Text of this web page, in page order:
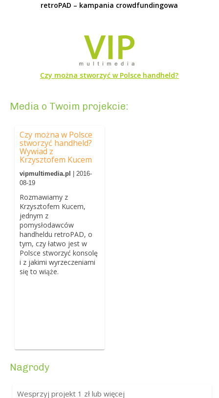
retroPAD – kampania crowdfundingowa
Czy można stworzyć w Polsce handheld?
Media o Twoim projekcie:
Czy można w Polsce
stworzyć handheld?
Wywiad z
Krzysztofem Kucem
vipmultimedia.pl
| 2016-
08-19
Rozmawiamy z
Krzysztofem Kucem,
jednym z
pomysłodawców
handheldu retroPAD, o
tym, czy łatwo jest w
Polsce stworzyć konsolę
i z jakimi wyrzeczeniami
się to wiąże.
Nagrody
Wesprzyj projekt 1 zł lub więcej